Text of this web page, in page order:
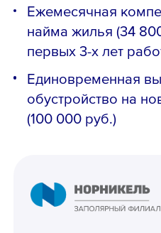
Ежемесячная
найма жилья (34
первых 3-х лет
Единовременная
обустройство на
(100 000 руб.)